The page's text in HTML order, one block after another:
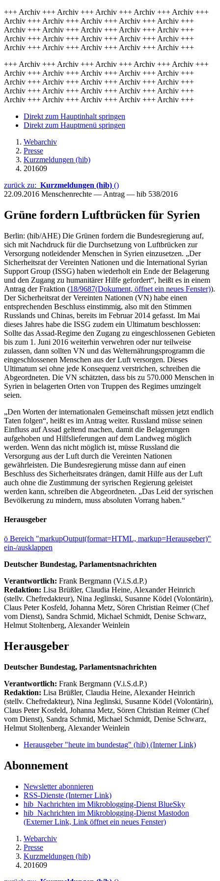
+++ Archiv +++ Archiv +++ Archiv +++ Archiv +++ Archiv +++
Archiv +++ Archiv +++ Archiv +++ Archiv +++ Archiv +++
Archiv +++ Archiv +++ Archiv +++ Archiv +++ Archiv +++
Archiv +++ Archiv +++ Archiv +++ Archiv +++ Archiv +++
Archiv +++ Archiv +++ Archiv +++ Archiv +++ Archiv +++
+++ Archiv +++ Archiv +++ Archiv +++ Archiv +++ Archiv +++
Archiv +++ Archiv +++ Archiv +++ Archiv +++ Archiv +++
Archiv +++ Archiv +++ Archiv +++ Archiv +++ Archiv +++
Archiv +++ Archiv +++ Archiv +++ Archiv +++ Archiv +++
Archiv +++ Archiv +++ Archiv +++ Archiv +++ Archiv +++
Direkt zum Hauptinhalt springen
Direkt zum Hauptmenü springen
Webarchiv
Presse
Kurzmeldungen (hib)
201609
zurück zu: Kurzmeldungen (hib) ()
22.09.2016 Menschenrechte — Antrag — hib 538/2016
Grüne fordern Luftbrücken für Syrien
Berlin: (hib/AHE) Die Grünen fordern die Bundesregierung auf,
sich mit Nachdruck für die Durchsetzung von Luftbrücken zur
Versorgung notleidender Menschen in Syrien einzusetzen. „Der
Sicherheitsrat der Vereinten Nationen und die International Syrian
Support Group (ISSG) haben wiederholt ein Ende der Belagerung
und den Zugang zu humanitärer Hilfe gefordert“, heißt es in einem
Antrag der Fraktion (18/9687(Dokument, öffnet ein neues Fenster)).
Der Sicherheitsrat der Vereinten Nationen (VN) habe einen
entsprechenden Beschluss einstimmig, also mit den Stimmen
Russlands und Chinas, bereits im Februar 2014 gefasst. Im Mai
dieses Jahres habe die ISSG zudem ein Ultimatum beschlossen:
Sollte das Assad-Regime den Zugang zu eingeschlossenen Gebieten
bis zum 1. Juni 2016 weiterhin verwehren oder nur teilweise
zulassen, dann sollten VN und das Welternährungsprogramm die
eingeschlossenen Menschen aus der Luft versorgen. Dieses
Ultimatum sei ohne jede Konsequenz verstrichen, schreiben die
Abgeordneten. Die VN schätzten, dass bis zu 570.000 Menschen in
Syrien in belagerten Orten von Truppen des Regimes umzingelt
seien.
„Den Worten der internationalen Gemeinschaft müssen jetzt endlich
Taten folgen“, heißt es im Antrag weiter. Russland müsse seinen
Einfluss auf Assad geltend machen, damit die Belagerungen
aufgehoben und Hilfslieferungen auf dem Landweg möglich
werden. Wenn das nicht möglich ist, müsse Russland die
Versorgung aus der Luft durch die Vereinten Nationen
gewährleisten. Die Bundesregierung müsse dann auf einen
Beschluss des Sicherheitsrates drängen, damit Hilfe aus der Luft
auch ohne die Zustimmung der syrischen Regierung geleistet
werden kann, schreiben die Abgeordneten. „Das Leid der syrischen
Bevölkerung zu mindern, muss absoluten Vorrang haben.“
Herausgeber
ö Bereich "markupOutput(format=HTML, markup=Herausgeber)"
ein-/ausklappen
Deutscher Bundestag, Parlamentsnachrichten
Verantwortlich: Frank Bergmann (V.i.S.d.P.)
Redaktion: Lisa Brüßler, Claudia Heine, Alexander Heinrich
(stellv. Chefredakteur), Nina Jeglinski, Susanne Ködel (Volontärin),
Claus Peter Kosfeld, Johanna Metz, Sören Christian Reimer (Chef
vom Dienst), Sandra Schmid, Michael Schmidt, Denise Schwarz,
Helmut Stoltenberg, Alexander Weinlein
Herausgeber
Deutscher Bundestag, Parlamentsnachrichten
Verantwortlich: Frank Bergmann (V.i.S.d.P.)
Redaktion: Lisa Brüßler, Claudia Heine, Alexander Heinrich
(stellv. Chefredakteur), Nina Jeglinski, Susanne Ködel (Volontärin),
Claus Peter Kosfeld, Johanna Metz, Sören Christian Reimer (Chef
vom Dienst), Sandra Schmid, Michael Schmidt, Denise Schwarz,
Helmut Stoltenberg, Alexander Weinlein
Herausgeber "heute im bundestag" (hib) (Interner Link)
Abonnement
Newsletter abonnieren
RSS-Dienste (Interner Link)
hib_Nachrichten im Mikroblogging-Dienst BlueSky
hib_Nachrichten im Mikroblogging-Dienst Mastodon
(Externer Link, Link öffnet ein neues Fenster)
Webarchiv
Presse
Kurzmeldungen (hib)
201609